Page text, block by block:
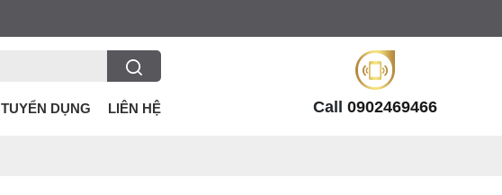
TUYỂN DỤNG LIÊN HỆ Call 0902469466